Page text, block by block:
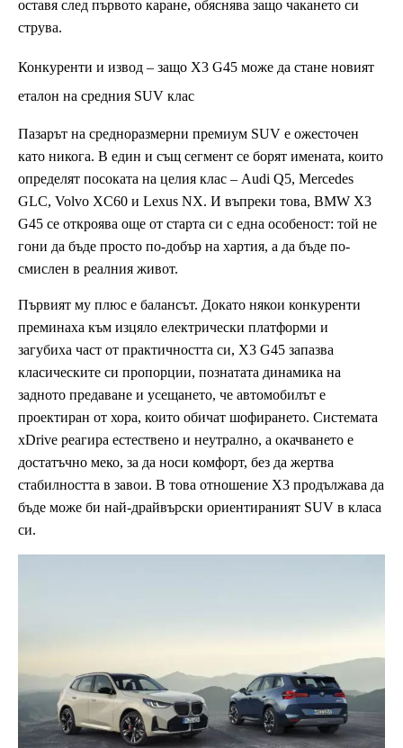
оставя след първото каране, обяснява защо чакането си
струва.
Конкуренти и извод – защо X3 G45 може да стане новият
еталон на средния SUV клас
Пазарът на средноразмерни премиум SUV е ожесточен
като никога. В един и същ сегмент се борят имената, които
определят посоката на целия клас – Audi Q5, Mercedes
GLC, Volvo XC60 и Lexus NX. И въпреки това, BMW X3
G45 се откроява още от старта си с една особеност: той не
гони да бъде просто по-добър на хартия, а да бъде по-
смислен в реалния живот.
Първият му плюс е балансът. Докато някои конкуренти
преминаха към изцяло електрически платформи и
загубиха част от практичността си, X3 G45 запазва
класическите си пропорции, познатата динамика на
задното предаване и усещането, че автомобилът е
проектиран от хора, които обичат шофирането. Системата
xDrive реагира естествено и неутрално, а окачването е
достатъчно меко, за да носи комфорт, без да жертва
стабилността в завои. В това отношение X3 продължава да
бъде може би най-драйвърски ориентираният SUV в класа
си.